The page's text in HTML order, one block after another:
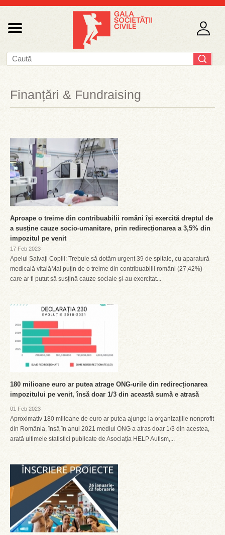
Finanțări & Fundraising
Aproape o treime din contribuabilii români își exercită dreptul de
a susține cauze socio-umanitare, prin redirecționarea a 3,5% din
impozitul pe venit
17 Feb 2023
Apelul Salvați Copiii: Trebuie să dotăm urgent 39 de spitale, cu aparatură
medicală vitalăMai puțin de o treime din contribuabilii români (27,42%)
care ar fi putut să susțină cauze sociale și-au exercitat...
180 milioane euro ar putea atrage ONG-urile din redirecționarea
impozitului pe venit, însă doar 1/3 din această sumă e atrasă
01 Feb 2023
Aproximativ 180 milioane de euro ar putea ajunge la organizațiile nonprofit
din România, însă în anul 2021 mediul ONG a atras doar 1/3 din acestea,
arată ultimele statistici publicate de Asociația HELP Autism,...